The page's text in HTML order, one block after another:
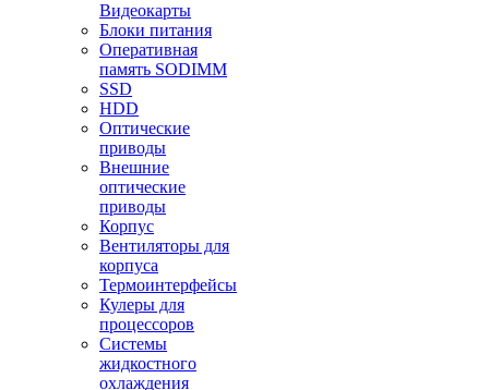
Видеокарты
Блоки питания
Оперативная
память SODIMM
SSD
HDD
Оптические
приводы
Внешние
оптические
приводы
Корпус
Вентиляторы для
корпуса
Термоинтерфейсы
Кулеры для
процессоров
Системы
жидкостного
охлаждения